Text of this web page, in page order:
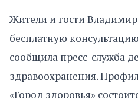
Жители и гости
бесплатную
сообщила пресс-служба
здравоохранения.
«Город здоровья»